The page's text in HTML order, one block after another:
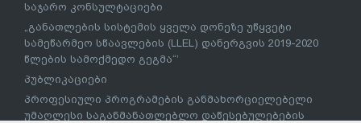
საჯარო კონსულტაციები
„განათლების სისტემის ყველა დონეზე უწყვეტი
სამეწარმეო სწაავლების (LLEL) დანერგვის 2019-2020
წლების სამოქმედო გეგმა“’
პუბლიკაციები
პროფესიული პროგრამების განმახორციელებელი
უმაღლესი საგანმანათლებლო დაწესებულებების